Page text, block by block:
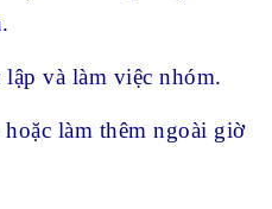
và làm việc nhóm.
làm thêm ngoài giờ